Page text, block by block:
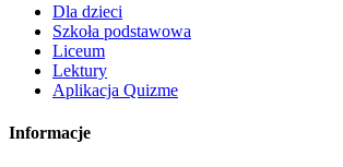
Dla dzieci
Szkoła podstawowa
Liceum
Lektury
Aplikacja Quizme
Informacje